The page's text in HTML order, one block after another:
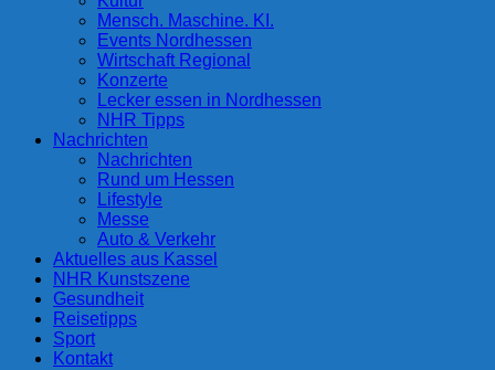
Mensch. Maschine. KI.
Events Nordhessen
Wirtschaft Regional
Konzerte
Lecker essen in Nordhessen
NHR Tipps
Nachrichten
Nachrichten
Rund um Hessen
Lifestyle
Messe
Auto & Verkehr
Aktuelles aus Kassel
NHR Kunstszene
Gesundheit
Reisetipps
Sport
Kontakt